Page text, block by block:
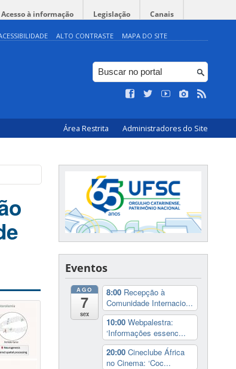
Acesso à informação Legislação Canais
ALTO CONTRASTE MAPA DO SITE
Área Restrita Administradores do Site
Eventos
AGO
7
sex
8:00 Recepção à
Comunidade Internacio...
10:00 Webpalestra:
‘Informações essenc...
20:00 Cineclube África
no Cinema: ‘Coc...